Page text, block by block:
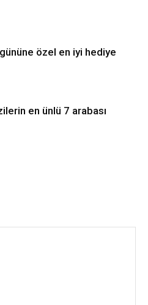
özel en iyi hediye
en ünlü 7 arabası